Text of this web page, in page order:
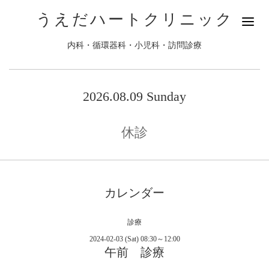
うえだハートクリニック
内科・循環器科・小児科・訪問診療
2026.08.09 Sunday
休診
カレンダー
診療
2024-02-03 (Sat) 08:30～12:00
午前 診療